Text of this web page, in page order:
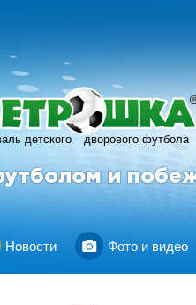
детского дворового футбола
R
и
Новости Фото и видео